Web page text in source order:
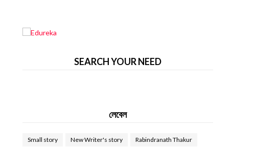
SEARCH YOUR NEED
লেবেল
Small story New Writer's story Rabindranath Thakur